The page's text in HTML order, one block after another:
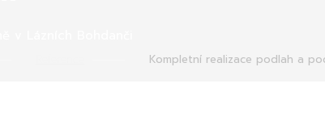
Kompletní realizace podlah a